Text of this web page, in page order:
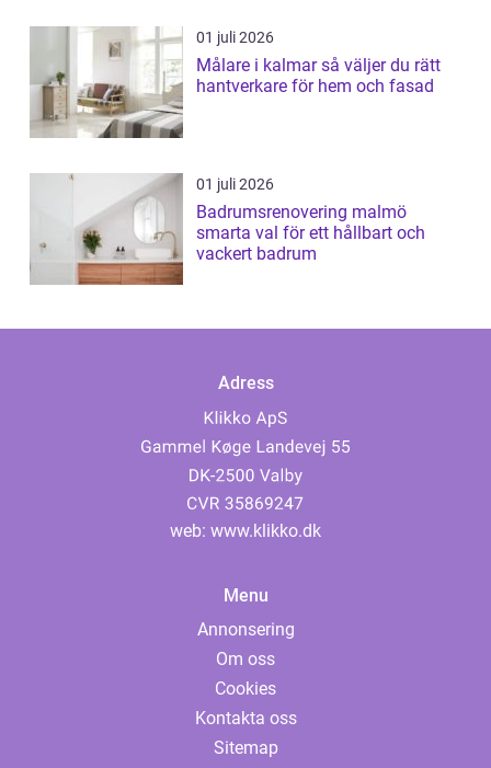
01 juli 2026
Målare i kalmar så väljer du rätt
hantverkare för hem och fasad
01 juli 2026
Badrumsrenovering malmö
smarta val för ett hållbart och
vackert badrum
Adress
web: www.klikko.dk
Menu
Annonsering
Om oss
Cookies
Kontakta oss
Sitemap